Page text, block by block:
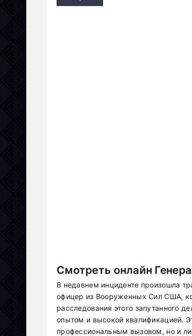
Смотреть онлайн
В недавнем инциденте произошла
офицер из Вооруженных Сил США,
расследования этого запутанного
опытом и высокой квалификацией.
профессиональным вызовом, но и